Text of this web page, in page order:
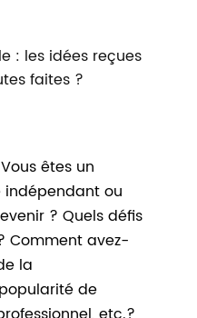
: les idées reçues
faites ?
êtes un
indépendant ou
? Quels défis
Comment avez-
la
de